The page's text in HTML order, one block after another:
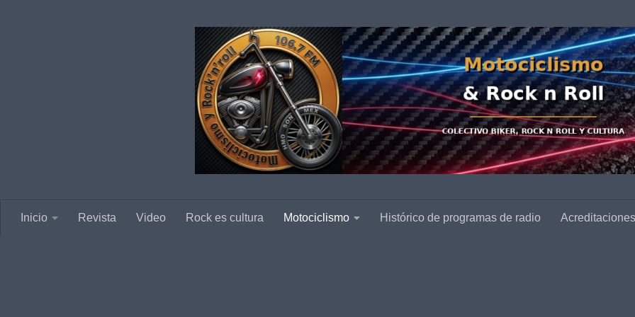
Inicio Revista Video Rock es cultura Motociclismo Histórico de programas de radio Acreditaciones